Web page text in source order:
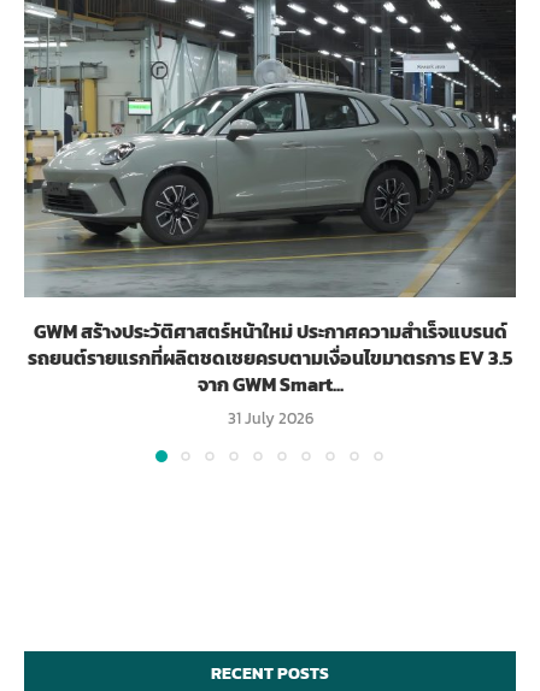
GWM สร้างประวัติศาสตร์หน้าใหม่ ประกาศความสำเร็จแบรนด์
รถยนต์รายแรกที่ผลิตชดเชยครบตามเงื่อนไขมาตรการ EV 3.5
จาก GWM Smart...
31 July 2026
RECENT POSTS